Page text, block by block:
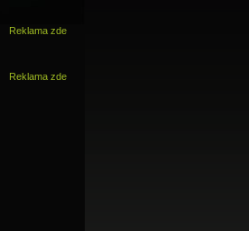
Reklama zde
Reklama zde